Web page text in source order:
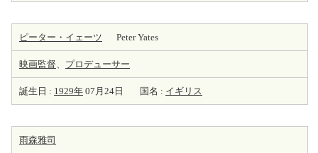
ピーター・イェーツ Peter Yates
映画監督、 プロデューサー
誕生日 : 1929年 07月24日 国名 : イギリス
雨森雅司